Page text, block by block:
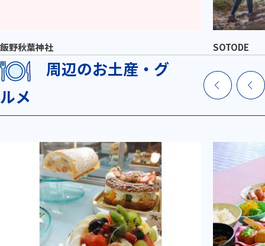
飯野秋葉神社 SOTODE
周辺のお土産・グ
ルメ